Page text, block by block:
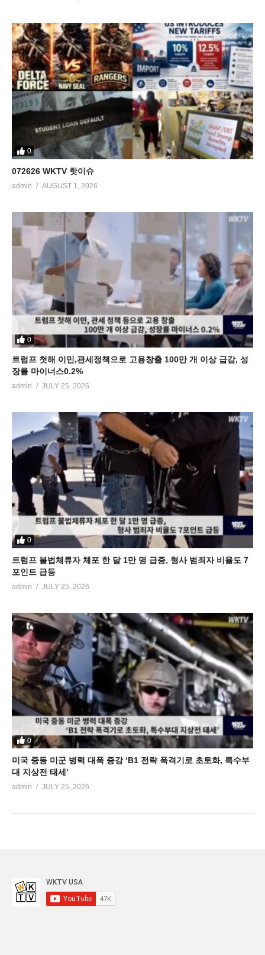
0
072626 WKTV 핫이슈
admin AUGUST 1, 2026
0
트럼프 첫해 이민,관세정책으로 고용창출 100만 개 이상 급감, 성
장률 마이너스0.2%
admin JULY 25, 2026
0
트럼프 불법체류자 체포 한 달 1만 명 급증, 형사 범죄자 비율도 7
포인트 급등
admin JULY 25, 2026
0
미국 중동 미군 병력 대폭 증강 ‘B1 전략 폭격기로 초토화, 특수부
대 지상전 태세’
admin JULY 25, 2026